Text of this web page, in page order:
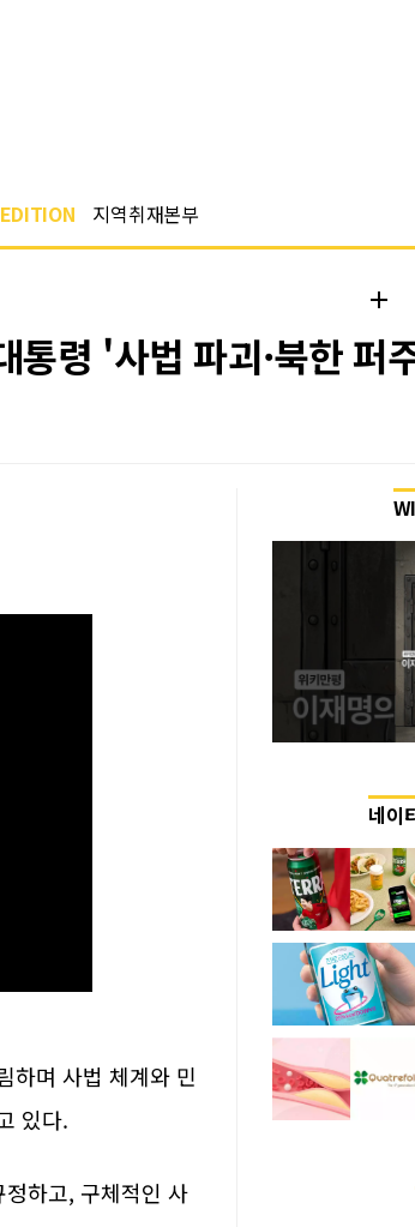
지역취재본부
add
령 '사법 파괴·북한 퍼
하며 사법 체계와 민
있다.
하고, 구체적인 사
네이